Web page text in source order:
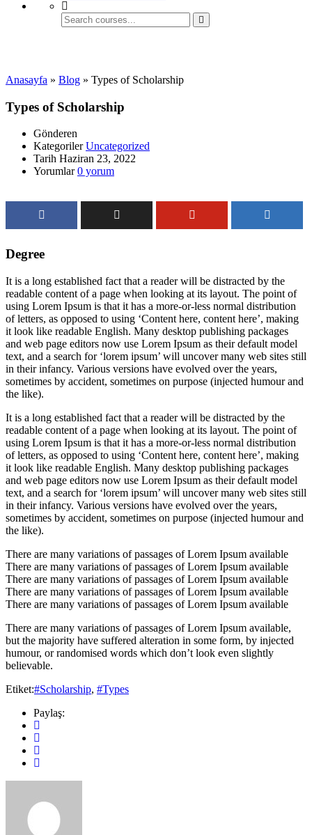
Anasayfa » Blog » Types of Scholarship
Types of Scholarship
Gönderen
Kategoriler Uncategorized
Tarih Haziran 23, 2022
Yorumlar 0 yorum
Degree
It is a long established fact that a reader will be distracted by the
readable content of a page when looking at its layout. The point of
using Lorem Ipsum is that it has a more-or-less normal distribution
of letters, as opposed to using ‘Content here, content here’, making
it look like readable English. Many desktop publishing packages
and web page editors now use Lorem Ipsum as their default model
text, and a search for ‘lorem ipsum’ will uncover many web sites still
in their infancy. Various versions have evolved over the years,
sometimes by accident, sometimes on purpose (injected humour and
the like).
It is a long established fact that a reader will be distracted by the
readable content of a page when looking at its layout. The point of
using Lorem Ipsum is that it has a more-or-less normal distribution
of letters, as opposed to using ‘Content here, content here’, making
it look like readable English. Many desktop publishing packages
and web page editors now use Lorem Ipsum as their default model
text, and a search for ‘lorem ipsum’ will uncover many web sites still
in their infancy. Various versions have evolved over the years,
sometimes by accident, sometimes on purpose (injected humour and
the like).
There are many variations of passages of Lorem Ipsum available
There are many variations of passages of Lorem Ipsum available
There are many variations of passages of Lorem Ipsum available
There are many variations of passages of Lorem Ipsum available
There are many variations of passages of Lorem Ipsum available
There are many variations of passages of Lorem Ipsum available,
but the majority have suffered alteration in some form, by injected
humour, or randomised words which don’t look even slightly
believable.
Etiket:#Scholarship, #Types
Paylaş: